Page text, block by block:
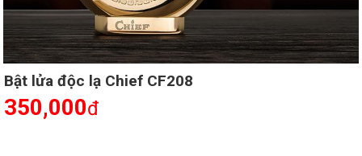
Bật lửa độc lạ Chief CF208
350,000đ